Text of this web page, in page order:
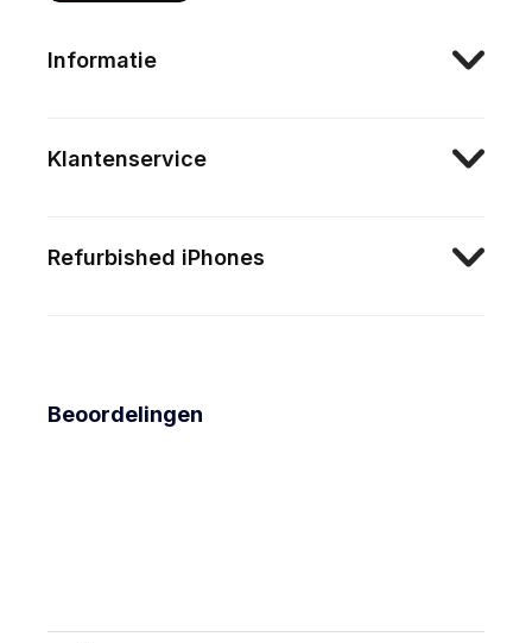
Informatie
Klantenservice
Refurbished iPhones
Beoordelingen